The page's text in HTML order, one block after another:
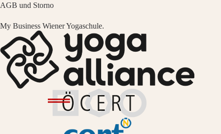
AGB und Storno
My Business Wiener Yogaschule.